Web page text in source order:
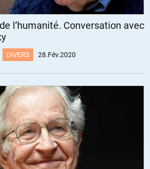
l’humanité. Conversation avec
DIVERS 28.Fév.2020